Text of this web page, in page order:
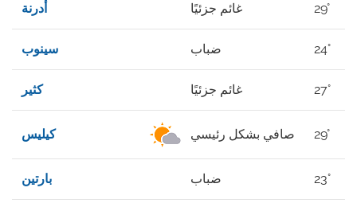
أدرنة غائم جزئيًا 29°
سينوب ضباب 24°
كثير غائم جزئيًا 27°
كيليس صافي بشكل رئيسي 29°
بارتين ضباب 23°